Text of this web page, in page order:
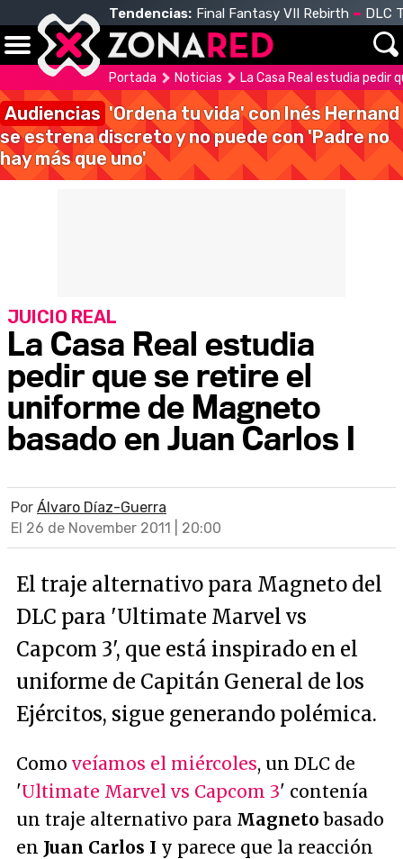
Tendencias: Final Fantasy VII Rebirth DLC
Portada Noticias La Casa Real estudia pedir
Audiencias 'Ordena tu vida' con Inés Hernand
se estrena discreto y no puede con 'Padre no
hay más que uno'
La Casa Real estudia
pedir que se retire el
uniforme de Magneto
basado en Juan Carlos I
JUICIO REAL
Por Álvaro Díaz-Guerra
El 26 de November 2011 | 20:00
El traje alternativo para Magneto del
DLC para 'Ultimate Marvel vs
Capcom 3', que está inspirado en el
uniforme de Capitán General de los
Ejércitos, sigue generando polémica.
Como veíamos el miércoles, un DLC de
'Ultimate Marvel vs Capcom 3' contenía
un traje alternativo para Magneto basado
en Juan Carlos I y parece que la reacción